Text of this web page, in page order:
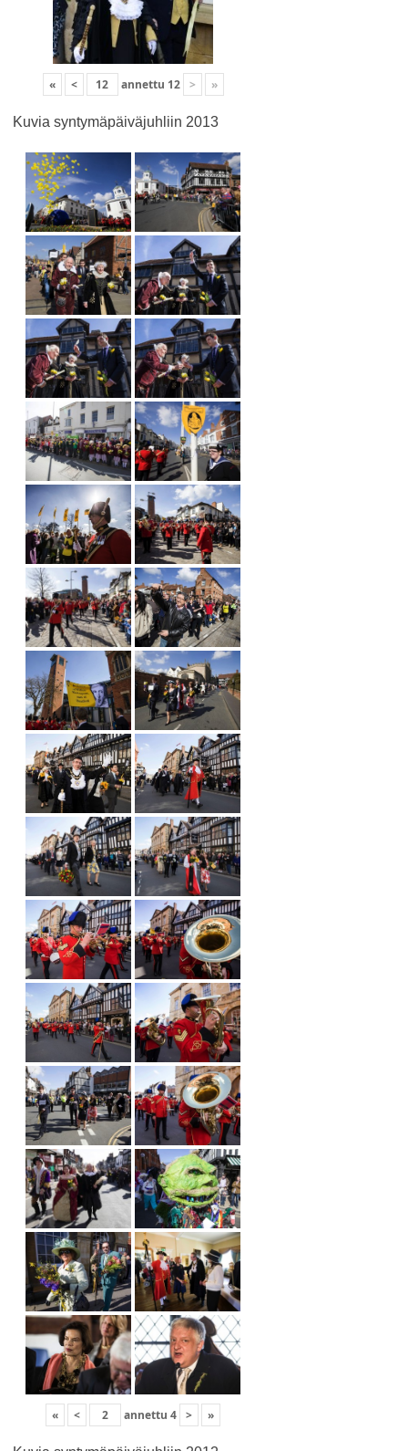
« < annettu 12 > »
Kuvia syntymäpäiväjuhliin 2013
« < annettu 4 > »